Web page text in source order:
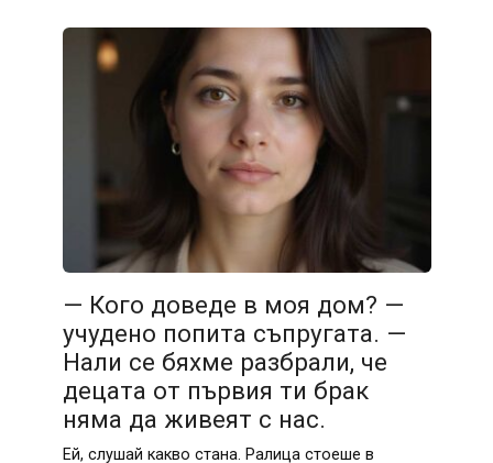
— Кого доведе в моя дом? —
учудено попита съпругата. —
Нали се бяхме разбрали, че
децата от първия ти брак
няма да живеят с нас.
Ей, слушай какво стана. Ралица стоеше в